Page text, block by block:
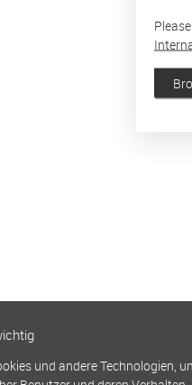
und andere Technologien,